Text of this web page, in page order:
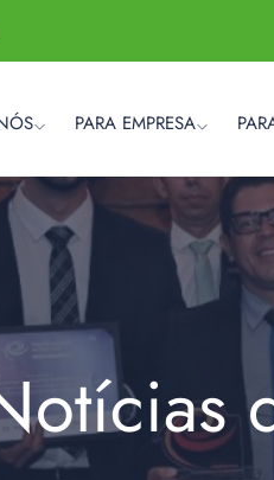
PARA EMPRESA